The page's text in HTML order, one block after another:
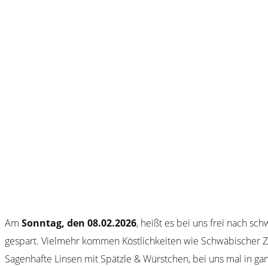
Am Sonntag, den 08.02.2026, heißt es bei uns frei nach
gespart. Vielmehr kommen Köstlichkeiten wie Schwäbischer
Sagenhafte Linsen mit Spätzle & Würstchen, bei uns mal in